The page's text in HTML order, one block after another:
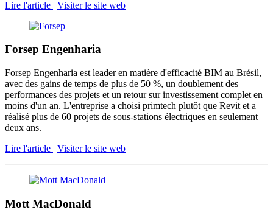
Lire l'article | Visiter le site web
Forsep Engenharia
Forsep Engenharia est leader en matière d'efficacité BIM au Brésil,
avec des gains de temps de plus de 50 %, un doublement des
performances des projets et un retour sur investissement complet en
moins d'un an. L'entreprise a choisi primtech plutôt que Revit et a
réalisé plus de 60 projets de sous-stations électriques en seulement
deux ans.
Lire l'article | Visiter le site web
Mott MacDonald